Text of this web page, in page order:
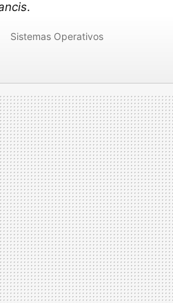
.
Sistemas Operativos